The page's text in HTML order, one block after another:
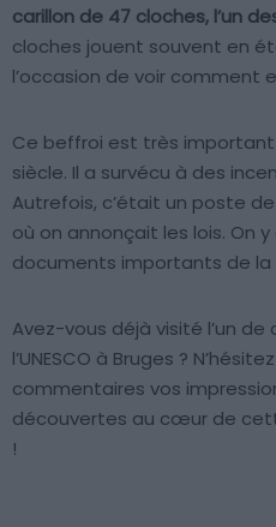
carillon de 47 cloches, l’un
cloches jouent souvent en
l’occasion de voir comment
Ce beffroi est très important
siècle. Il a survécu à des
Autrefois, c’était un poste
où on annonçait les lois. On
documents importants de la
Avez-vous déjà visité l’un
l’UNESCO à Bruges ?
commentaires vos
découvertes au cœur de
!